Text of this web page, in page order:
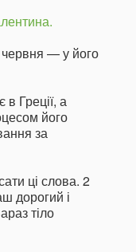
червня — у його
Греції, а
його
за
ці слова. 2
дорогий і
тіло